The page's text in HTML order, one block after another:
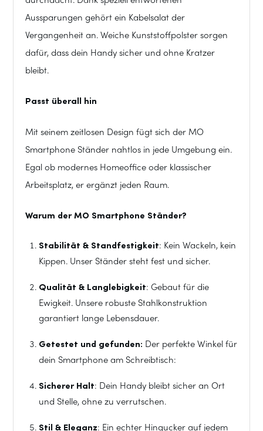
Aussparungen gehört ein Kabelsalat der
Vergangenheit an. Weiche Kunststoffpolster sorgen
dafür, dass dein Handy sicher und ohne Kratzer
bleibt.
Passt überall hin
Mit seinem zeitlosen Design fügt sich der MO
Smartphone Ständer nahtlos in jede Umgebung ein.
Egal ob modernes Homeoffice oder klassischer
Arbeitsplatz, er ergänzt jeden Raum.
Warum der MO Smartphone Ständer?
Stabilität & Standfestigkeit: Kein Wackeln, kein
Kippen. Unser Ständer steht fest und sicher.
Qualität & Langlebigkeit: Gebaut für die
Ewigkeit. Unsere robuste Stahlkonstruktion
garantiert lange Lebensdauer.
Getestet und gefunden: Der perfekte Winkel für
dein Smartphone am Schreibtisch:
Sicherer Halt: Dein Handy bleibt sicher an Ort
und Stelle, ohne zu verrutschen.
Stil & Eleganz: Ein echter Hingucker auf jedem